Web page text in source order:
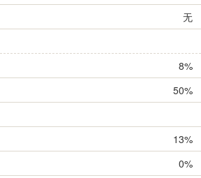
无
8%
50%
13%
0%